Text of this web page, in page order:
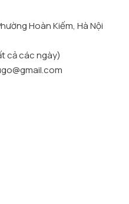
Hoàn Kiếm, Hà Nội
cả các ngày)